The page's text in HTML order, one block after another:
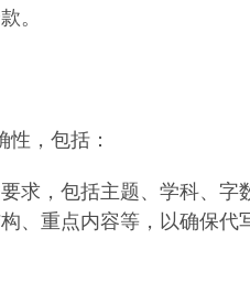
。
，包括：
求，包括主题、学科、字
、重点内容等，以确保代